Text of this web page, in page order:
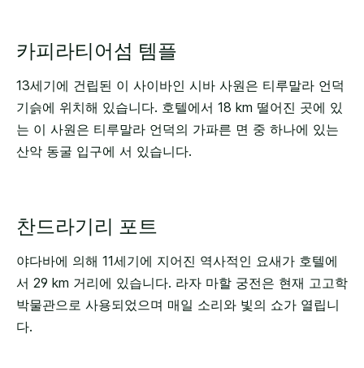
카피라티어섬 템플
13세기에 건립된 이 사이바인 시바 사원은 티루말라 언덕
기슭에 위치해 있습니다. 호텔에서 18 km 떨어진 곳에 있
는 이 사원은 티루말라 언덕의 가파른 면 중 하나에 있는
산악 동굴 입구에 서 있습니다.
찬드라기리 포트
야다바에 의해 11세기에 지어진 역사적인 요새가 호텔에
서 29 km 거리에 있습니다. 라자 마할 궁전은 현재 고고학
박물관으로 사용되었으며 매일 소리와 빛의 쇼가 열립니
다.